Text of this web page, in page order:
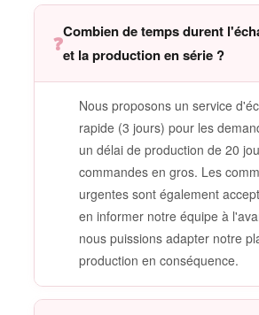
❓Combien de temps durent
et la production en série ?
Nous proposons un service
rapide (3 jours) pour les
un délai de production de 20
commandes en gros. Les
urgentes sont également
en informer notre équipe à
nous puissions adapter notre
production en conséquence.